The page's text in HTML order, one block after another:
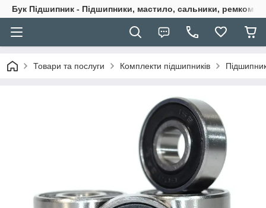
Бук Підшипник - Підшипники, мастило, сальники,
Товари та послуги Комплекти підшипників